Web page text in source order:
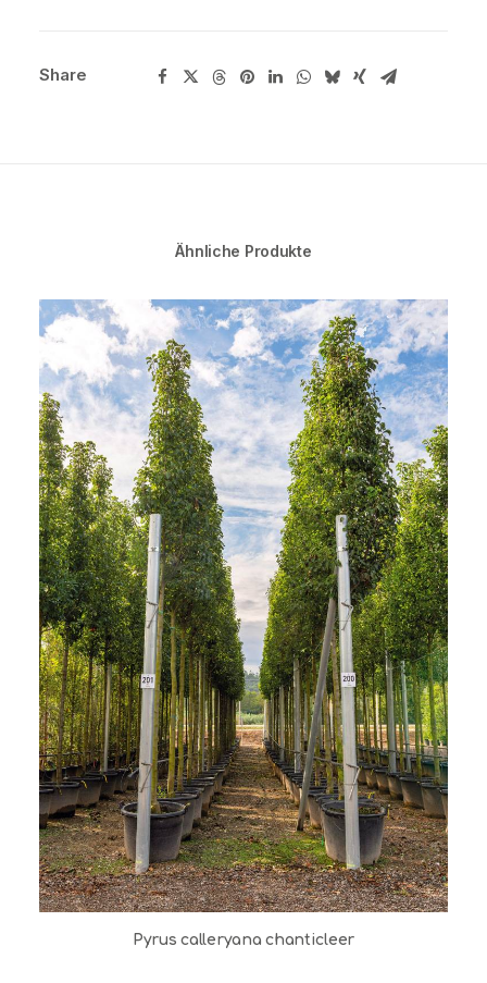
Share
Ähnliche Produkte
Pyrus calleryana chanticleer